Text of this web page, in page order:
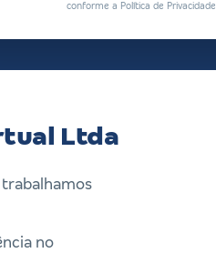
conforme a Política de Privacidade.
Ltda
no